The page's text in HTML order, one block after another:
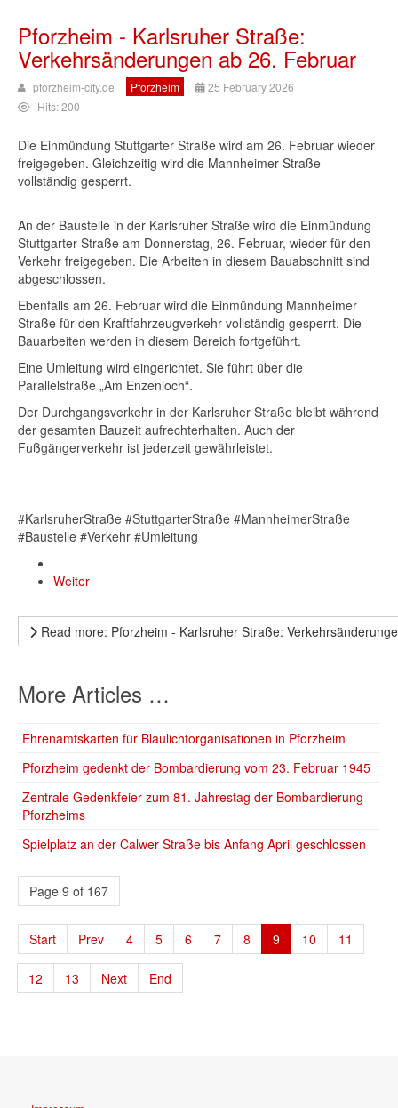
Pforzheim - Karlsruher Straße:
Verkehrsänderungen ab 26. Februar
pforzheim-city.de Pforzheim
25 February 2026
Hits: 200
Die Einmündung Stuttgarter Straße wird am 26. Februar wieder
freigegeben. Gleichzeitig wird die Mannheimer Straße
vollständig gesperrt.
An der Baustelle in der Karlsruher Straße wird die Einmündung
Stuttgarter Straße am Donnerstag, 26. Februar, wieder für den
Verkehr freigegeben. Die Arbeiten in diesem Bauabschnitt sind
abgeschlossen.
Ebenfalls am 26. Februar wird die Einmündung Mannheimer
Straße für den Kraftfahrzeugverkehr vollständig gesperrt. Die
Bauarbeiten werden in diesem Bereich fortgeführt.
Eine Umleitung wird eingerichtet. Sie führt über die
Parallelstraße „Am Enzenloch“.
Der Durchgangsverkehr in der Karlsruher Straße bleibt während
der gesamten Bauzeit aufrechterhalten. Auch der
Fußgängerverkehr ist jederzeit gewährleistet.
#KarlsruherStraße #StuttgarterStraße #MannheimerStraße
#Baustelle #Verkehr #Umleitung
Weiter
Read more: Pforzheim - Karlsruher Straße:
More Articles …
Ehrenamtskarten für Blaulichtorganisationen in Pforzheim
Pforzheim gedenkt der Bombardierung vom 23. Februar 1945
Zentrale Gedenkfeier zum 81. Jahrestag der Bombardierung
Pforzheims
Spielplatz an der Calwer Straße bis Anfang April geschlossen
Page 9 of 167
Start Prev 4 5 6 7 8 9 10 11
12 13 Next End